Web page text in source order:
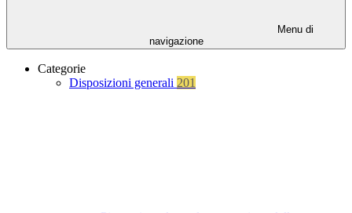
Menu di
navigazione
Categorie
Disposizioni generali 201